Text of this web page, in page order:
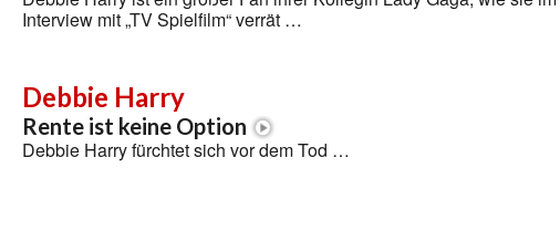
Interview mit „TV Spielfilm“ verrät …
Debbie Harry
Rente ist keine Option
Debbie Harry fürchtet sich vor dem Tod …